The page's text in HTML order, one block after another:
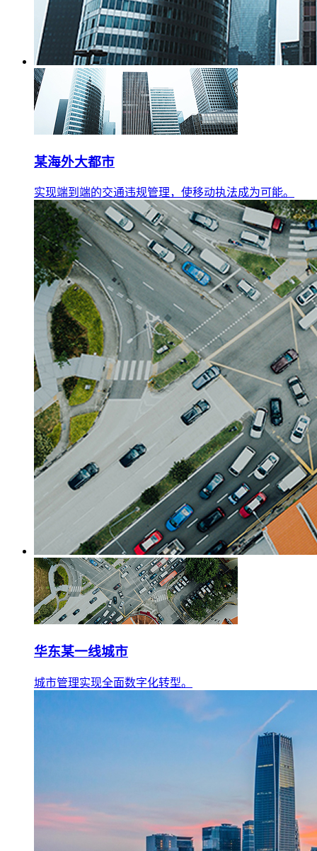
某海外大都市
实现端到端的交通违规管理，使移动执法成为可能。
华东某一线城市
城市管理实现全面数字化转型。